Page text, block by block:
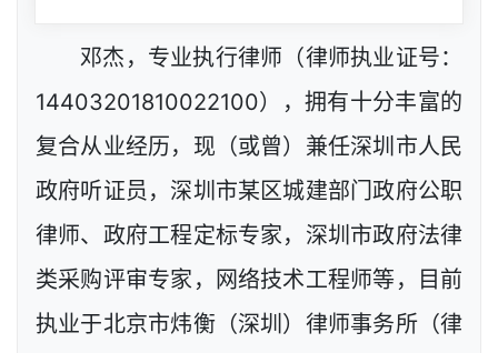
邓杰，专业执行律师（律师执业证号：
14403201810022100），拥有十分丰富的
复合从业经历，现（或曾）兼任深圳市人民
政府听证员，深圳市某区城建部门政府公职
律师、政府工程定标专家，深圳市政府法律
类采购评审专家，网络技术工程师等，目前
执业于北京市炜衡（深圳）律师事务所（律